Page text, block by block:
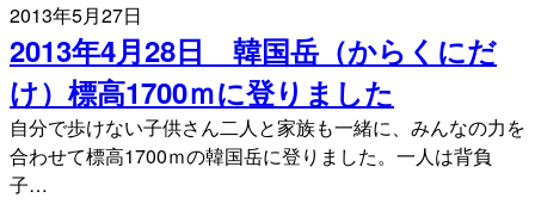
2013年5月27日
2013年4月28日 韓国岳（からくにだ
け）標高1700ｍに登りました
自分で歩けない子供さん二人と家族も一緒に、みんなの力を
合わせて標高1700ｍの韓国岳に登りました。一人は背負
子…